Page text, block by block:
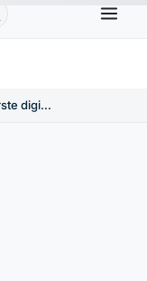
↑0.00%
Soramitsu führt die erste digitale Rupie in Pakistan ein